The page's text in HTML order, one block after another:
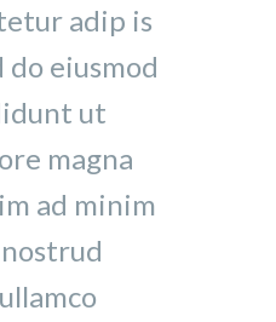
adip is
do eiusmod
ut
magna
ad minim